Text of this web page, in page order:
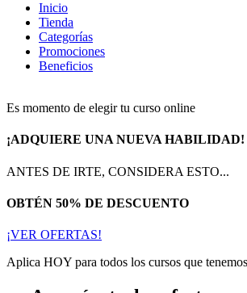
Inicio
Tienda
Categorías
Promociones
Beneficios
Es momento de elegir tu curso online
¡ADQUIERE UNA NUEVA HABILIDAD!
ANTES DE IRTE, CONSIDERA ESTO...
OBTÉN 50% DE DESCUENTO
¡VER OFERTAS!
Aplica HOY para todos los cursos que